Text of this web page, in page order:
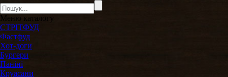
Меню каталогу
СТРІТФУД
Фастфуд
Хот-доги
Бургери
Паніні
Круасани